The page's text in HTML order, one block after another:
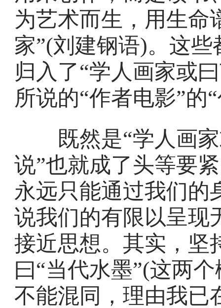
为艺术而生，用生命
家”(刘建钢语)。这
归入了“学人画家或
所说的“作者电影”的
既然是“学人画家
说”也就成了头等要
永远只能通过我们的
说我们的有限以呈现
接近思想。其实，坚
曰“当代水墨”(这两
不能混同，理由我已